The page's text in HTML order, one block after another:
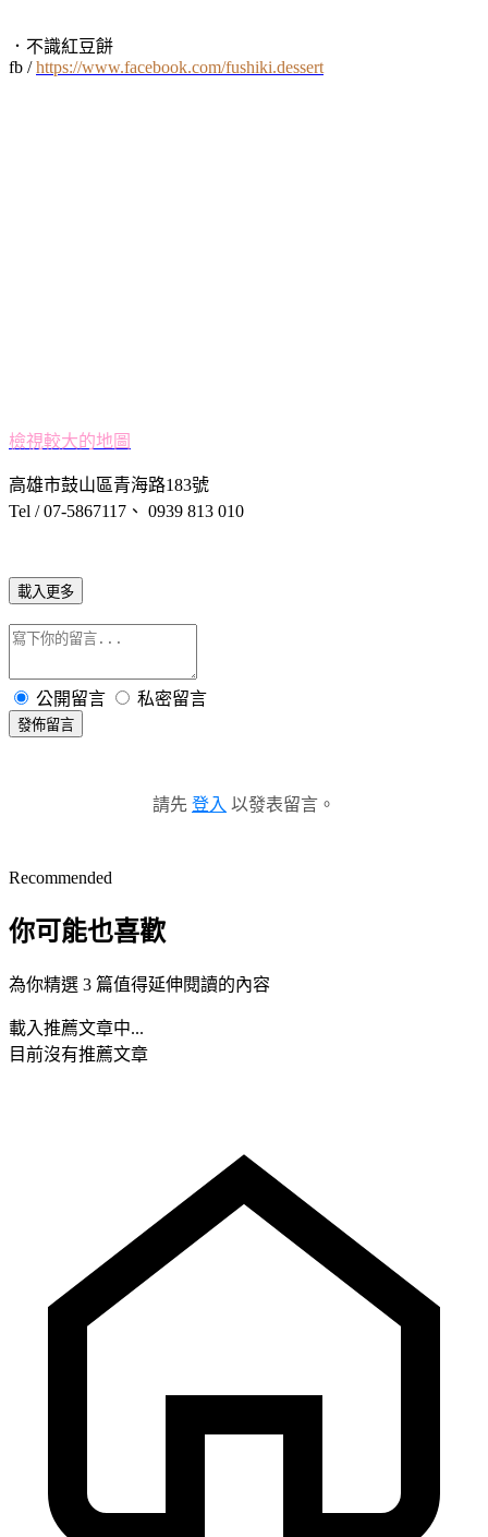
．不識紅豆餅
fb /https://www.facebook.com/fushiki.dessert
檢視較大的地圖
高雄市鼓山區青海路183號
Tel / 07-5867117、 0939 813 010
載入更多
公開留言 私密留言
發佈留言
請先 登入 以發表留言。
Recommended
你可能也喜歡
為你精選 3 篇值得延伸閱讀的內容
載入推薦文章中...
目前沒有推薦文章